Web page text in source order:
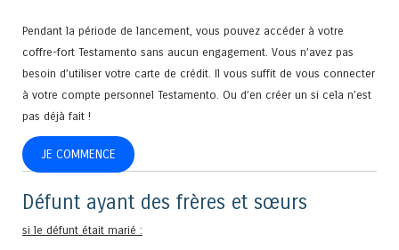
Pendant la période de lancement, vous pouvez accéder à votre
coffre-fort Testamento sans aucun engagement. Vous n’avez pas
besoin d’utiliser votre carte de crédit. Il vous suffit de vous connecter
à votre compte personnel Testamento. Ou d’en créer un si cela n’est
pas déjà fait !
JE COMMENCE
Défunt ayant des frères et sœurs
si le défunt était marié :